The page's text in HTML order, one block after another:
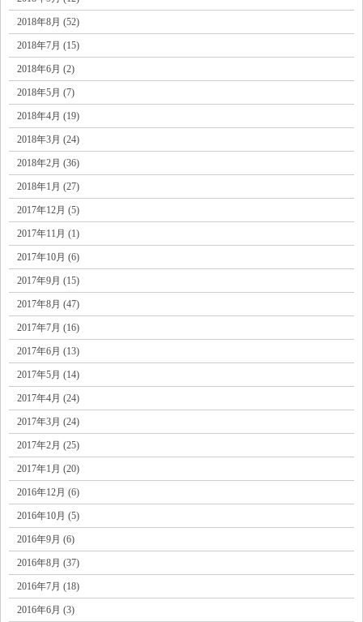
2018年8月 (52)
2018年7月 (15)
2018年6月 (2)
2018年5月 (7)
2018年4月 (19)
2018年3月 (24)
2018年2月 (36)
2018年1月 (27)
2017年12月 (5)
2017年11月 (1)
2017年10月 (6)
2017年9月 (15)
2017年8月 (47)
2017年7月 (16)
2017年6月 (13)
2017年5月 (14)
2017年4月 (24)
2017年3月 (24)
2017年2月 (25)
2017年1月 (20)
2016年12月 (6)
2016年10月 (5)
2016年9月 (6)
2016年8月 (37)
2016年7月 (18)
2016年6月 (3)